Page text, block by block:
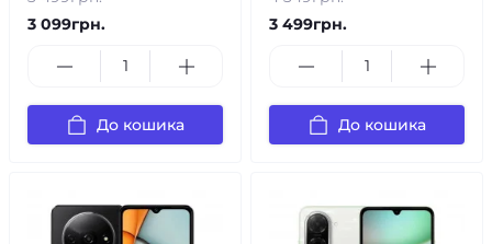
3 099грн.
До кошика
3 499грн.
До кошика